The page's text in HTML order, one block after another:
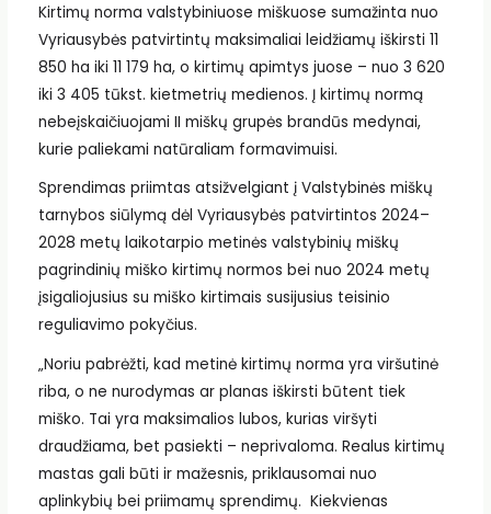
Kirtimų norma valstybiniuose miškuose sumažinta nuo
Vyriausybės patvirtintų maksimaliai leidžiamų iškirsti 11
850 ha iki 11 179 ha, o kirtimų apimtys juose – nuo 3 620
iki 3 405 tūkst. kietmetrių medienos. Į kirtimų normą
nebeįskaičiuojami II miškų grupės brandūs medynai,
kurie paliekami natūraliam formavimuisi.
Sprendimas priimtas atsižvelgiant į Valstybinės miškų
tarnybos siūlymą dėl Vyriausybės patvirtintos 2024–
2028 metų laikotarpio metinės valstybinių miškų
pagrindinių miško kirtimų normos bei nuo 2024 metų
įsigaliojusius su miško kirtimais susijusius teisinio
reguliavimo pokyčius.
„Noriu pabrėžti, kad metinė kirtimų norma yra viršutinė
riba, o ne nurodymas ar planas iškirsti būtent tiek
miško. Tai yra maksimalios lubos, kurias viršyti
draudžiama, bet pasiekti – neprivaloma. Realus kirtimų
mastas gali būti ir mažesnis, priklausomai nuo
aplinkybių bei priimamų sprendimų. Kiekvienas